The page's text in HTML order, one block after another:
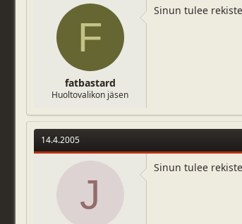
F
fatbastard
Huoltovalikon jäsen
Sinun tulee
14.4.2005
J
Sinun tulee